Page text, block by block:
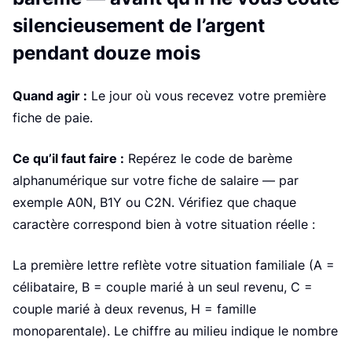
silencieusement de l’argent
pendant douze mois
Quand agir : Le jour où vous recevez votre première
fiche de paie.
Ce qu’il faut faire : Repérez le code de barème
alphanumérique sur votre fiche de salaire — par
exemple A0N, B1Y ou C2N. Vérifiez que chaque
caractère correspond bien à votre situation réelle :
La première lettre reflète votre situation familiale (A =
célibataire, B = couple marié à un seul revenu, C =
couple marié à deux revenus, H = famille
monoparentale). Le chiffre au milieu indique le nombre